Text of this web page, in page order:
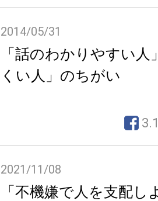
2014/05/31
「話のわかりやすい
くい人」のちがい
2021/11/08
「不機嫌で人を支配し